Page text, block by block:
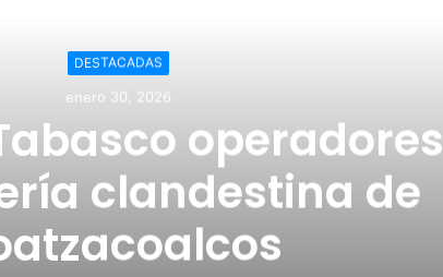
DESTACADAS
enero 30, 2026
operadores
clandestina de